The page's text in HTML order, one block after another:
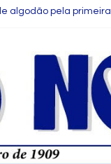
algodão pela
tecnologia na China
o objetivo de